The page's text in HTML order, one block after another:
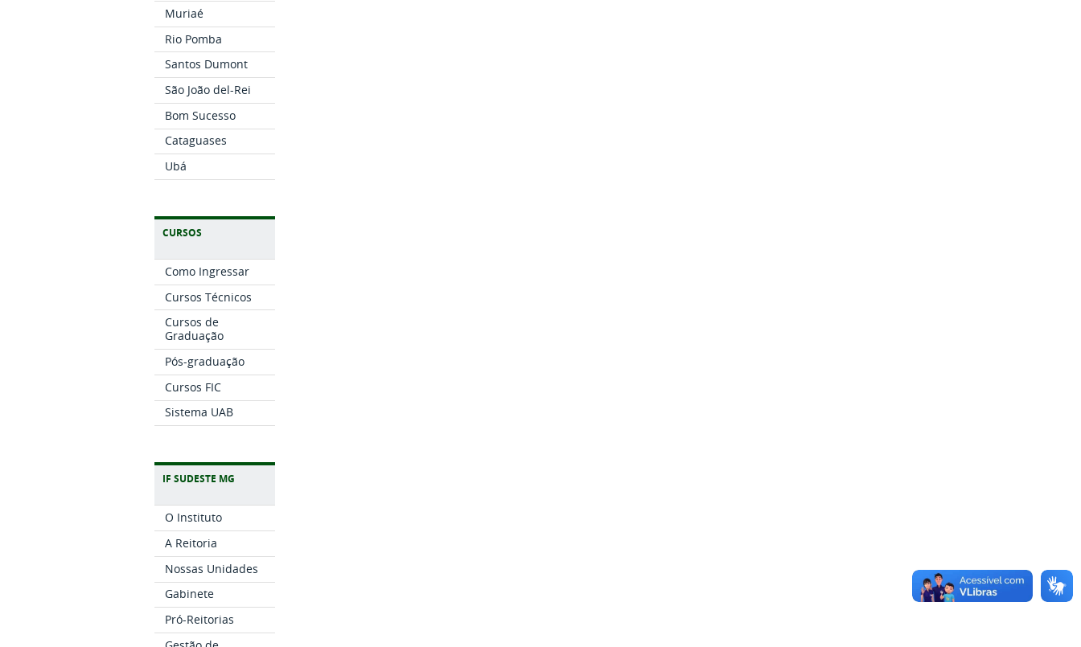
Muriaé
Rio Pomba
Santos Dumont
São João del-Rei
Bom Sucesso
Cataguases
Ubá
CURSOS
Como Ingressar
Cursos Técnicos
Cursos de
Graduação
Pós-graduação
Cursos FIC
Sistema UAB
IF SUDESTE MG
O Instituto
A Reitoria
Nossas Unidades
Gabinete
Pró-Reitorias